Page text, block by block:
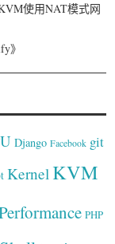
使用NAT模式网
》
Django Facebook git
Kernel KVM
PHP